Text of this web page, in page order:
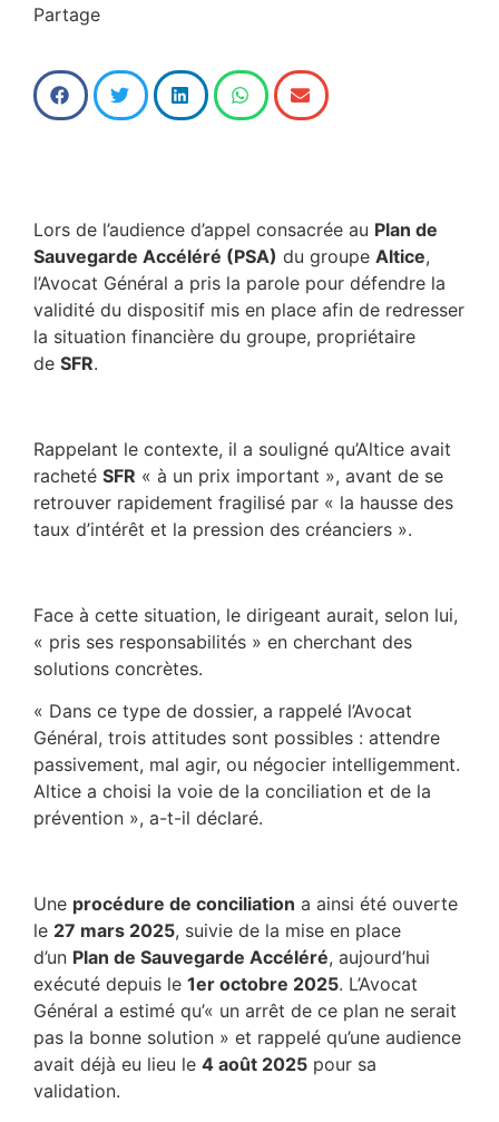
Partage
Lors de l’audience d’appel consacrée au Plan de
Sauvegarde Accéléré (PSA) du groupe Altice,
l’Avocat Général a pris la parole pour défendre la
validité du dispositif mis en place afin de redresser
la situation financière du groupe, propriétaire
de SFR.
Rappelant le contexte, il a souligné qu’Altice avait
racheté SFR « à un prix important », avant de se
retrouver rapidement fragilisé par « la hausse des
taux d’intérêt et la pression des créanciers ».
Face à cette situation, le dirigeant aurait, selon lui,
« pris ses responsabilités » en cherchant des
solutions concrètes.
« Dans ce type de dossier, a rappelé l’Avocat
Général, trois attitudes sont possibles : attendre
passivement, mal agir, ou négocier intelligemment.
Altice a choisi la voie de la conciliation et de la
prévention », a-t-il déclaré.
Une procédure de conciliation a ainsi été ouverte
le 27 mars 2025, suivie de la mise en place
d’un Plan de Sauvegarde Accéléré, aujourd’hui
exécuté depuis le 1er octobre 2025. L’Avocat
Général a estimé qu’« un arrêt de ce plan ne serait
pas la bonne solution » et rappelé qu’une audience
avait déjà eu lieu le 4 août 2025 pour sa
validation.